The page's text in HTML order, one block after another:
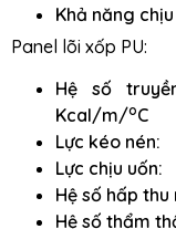
Khả năng
Panel lõi xốp PU:
Hệ số
Kcal/m/oC
Lực kéo nén:
Lực chịu uốn:
Hệ số hấp thu
Hệ số thẩm